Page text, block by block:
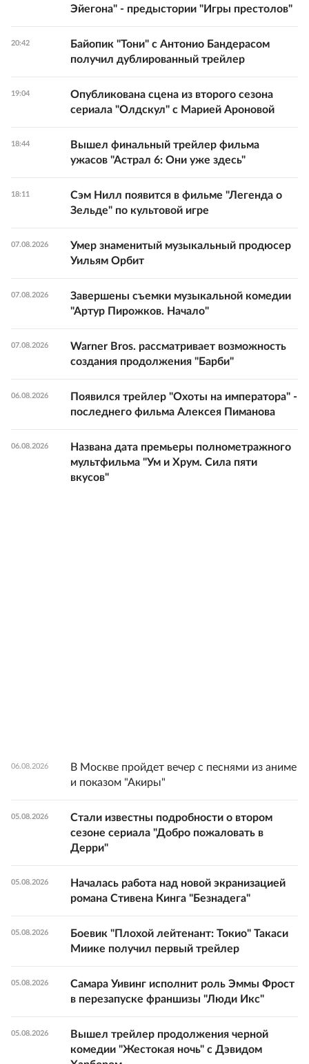
Эйегона" - предыстории "Игры престолов"
20:42
Байопик "Тони" с Антонио Бандерасом
получил дублированный трейлер
19:04
Опубликована сцена из второго сезона
сериала "Олдскул" с Марией Ароновой
18:44
Вышел финальный трейлер фильма
ужасов "Астрал 6: Они уже здесь"
18:11
Сэм Нилл появится в фильме "Легенда о
Зельде" по культовой игре
07.08.2026
Умер знаменитый музыкальный продюсер
Уильям Орбит
07.08.2026
Завершены съемки музыкальной комедии
"Артур Пирожков. Начало"
07.08.2026
Warner Bros. рассматривает возможность
создания продолжения "Барби"
06.08.2026
Появился трейлер "Охоты на императора" -
последнего фильма Алексея Пиманова
06.08.2026
Названа дата премьеры полнометражного
мультфильма "Ум и Хрум. Сила пяти
вкусов"
06.08.2026
В Москве пройдет вечер с песнями из аниме
и показом "Акиры"
05.08.2026
Стали известны подробности о втором
сезоне сериала "Добро пожаловать в
Дерри"
05.08.2026
Началась работа над новой экранизацией
романа Стивена Кинга "Безнадега"
05.08.2026
Боевик "Плохой лейтенант: Токио" Такаси
Миике получил первый трейлер
05.08.2026
Самара Уивинг исполнит роль Эммы Фрост
в перезапуске франшизы "Люди Икс"
05.08.2026
Вышел трейлер продолжения черной
комедии "Жестокая ночь" с Дэвидом